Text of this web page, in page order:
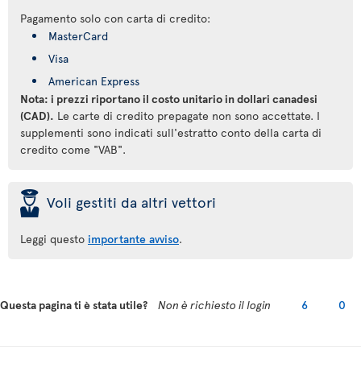
Pagamento solo con carta di credito:
MasterCard
Visa
American Express
Nota: i prezzi riportano il costo unitario in dollari canadesi
(CAD). Le carte di credito prepagate non sono accettate. I
supplementi sono indicati sull'estratto conto della carta di
credito come "VAB".
þ Voli gestiti da altri vettori
Leggi questo importante avviso.
Questa pagina ti è stata utile? Non è richiesto il login 6 0